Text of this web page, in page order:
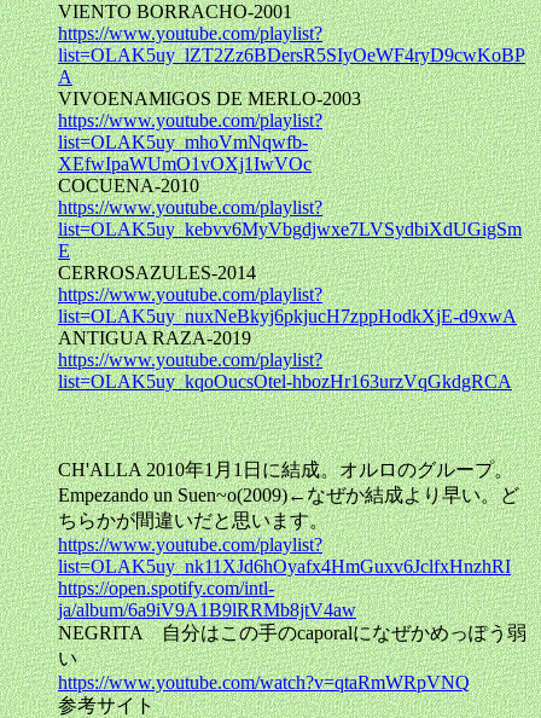
VIENTO BORRACHO-2001
https://www.youtube.com/playlist?
list=OLAK5uy_lZT2Zz6BDersR5SIyOeWF4ryD9cwKoBP
A
VIVOENAMIGOS DE MERLO-2003
https://www.youtube.com/playlist?
list=OLAK5uy_mhoVmNqwfb-
XEfwIpaWUmO1vOXj1IwVOc
COCUENA-2010
https://www.youtube.com/playlist?
list=OLAK5uy_kebvv6MyVbgdjwxe7LVSydbiXdUGigSm
E
CERROSAZULES-2014
https://www.youtube.com/playlist?
list=OLAK5uy_nuxNeBkyj6pkjucH7zppHodkXjE-d9xwA
ANTIGUA RAZA-2019
https://www.youtube.com/playlist?
list=OLAK5uy_kqoOucsOtel-hbozHr163urzVqGkdgRCA
CH'ALLA 2010年1月1日に結成。オルロのグループ。
Empezando un Suen~o(2009)←なぜか結成より早い。ど
ちらかが間違いだと思います。
https://www.youtube.com/playlist?
list=OLAK5uy_nk11XJd6hOyafx4HmGuxv6JclfxHnzhRI
https://open.spotify.com/intl-
ja/album/6a9iV9A1B9lRRMb8jtV4aw
NEGRITA 自分はこの手のcaporalになぜかめっぽう弱
い
https://www.youtube.com/watch?v=qtaRmWRpVNQ
参考サイト